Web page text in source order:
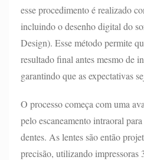
esse procedimento é realizado
incluindo o desenho digital do
Design). Esse método permite
resultado final antes mesmo de
garantindo que as expectativas
O processo começa com uma
pelo escaneamento intraoral
dentes. As lentes são então
precisão, utilizando impressoras